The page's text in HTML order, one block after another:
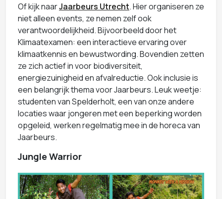
Of kijk naarJaarbeurs Utrecht. Hier organiseren ze
niet alleen events, ze nemen zelf ook
verantwoordelijkheid. Bijvoorbeeld door het
Klimaatexamen: een interactieve ervaring over
klimaatkennis en bewustwording. Bovendien zetten
ze zich actief in voor biodiversiteit,
energiezuinigheid en afvalreductie. Ook inclusie is
een belangrijk thema voor Jaarbeurs. Leuk weetje:
studenten van Spelderholt, een van onze andere
locaties waar jongeren met een beperking worden
opgeleid, werken regelmatig mee in de horeca van
Jaarbeurs.
Jungle Warrior